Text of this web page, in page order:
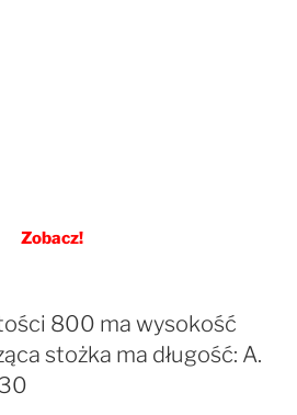
Zobacz!
800 ma wysokość
stożka ma długość: A.